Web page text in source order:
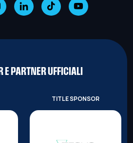
E PARTNER UFFICIALI
TITLE SPONSOR